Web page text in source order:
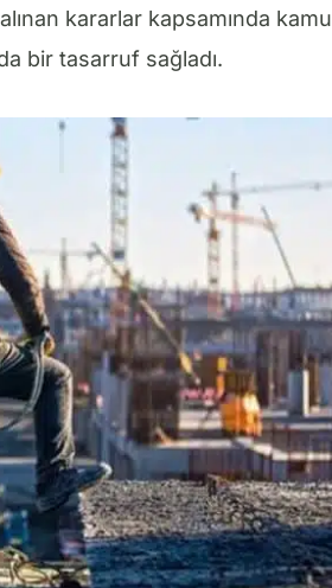
kararlar kapsamında kamu
bir tasarruf sağladı.